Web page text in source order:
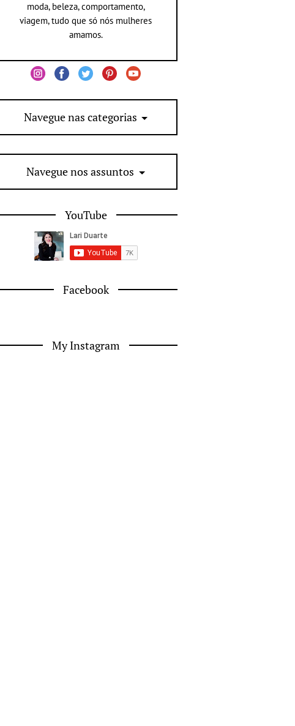
moda, beleza, comportamento,
viagem, tudo que só nós mulheres
amamos.
Navegue nas categorias
Navegue nos assuntos
YouTube
Facebook
My Instagram